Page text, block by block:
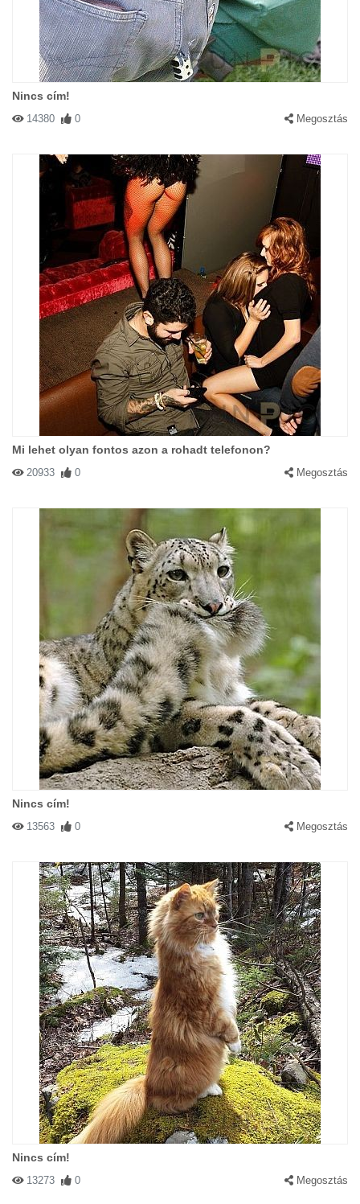
Nincs cím!
14380 0 Megosztás
Mi lehet olyan fontos azon a rohadt telefonon?
20933 0 Megosztás
Nincs cím!
13563 0 Megosztás
Nincs cím!
13273 0 Megosztás